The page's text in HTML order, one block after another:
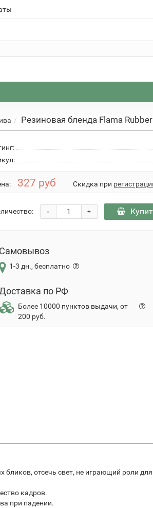
Резиновая бленда Flama
327 руб Скидка при
+
-
Самовывоз
1-3 дн., бесплатно
по РФ
Более 10000 пунктов выдачи, от
200 руб.
бликов, отсечь свет, не играющий роли
кадров.
при падении.